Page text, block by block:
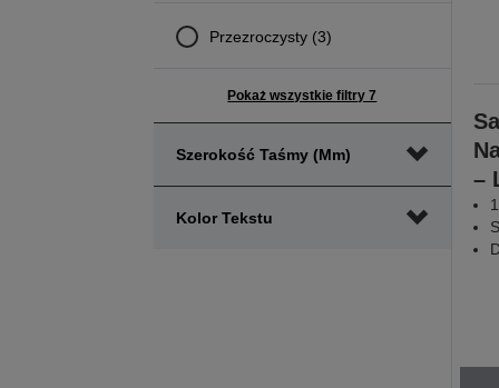
Przezroczysty (3)
Pokaż wszystkie filtry 7
Szerokość Taśmy (mm)
Kolor Tekstu
–